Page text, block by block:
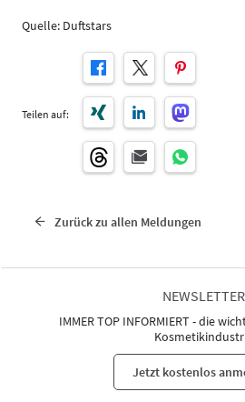
Quelle: Duftstars
Teilen auf:
Zurück zu allen Meldungen
NEWSLETTER
IMMER TOP INFORMIERT - die
Jetzt kostenlos